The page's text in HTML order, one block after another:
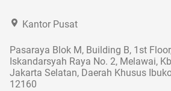
Kantor Pusat
Pasaraya Blok M, Building B, 1st
Iskandarsyah Raya No. 2, Melawai,
Jakarta Selatan, Daerah Khusus
12160